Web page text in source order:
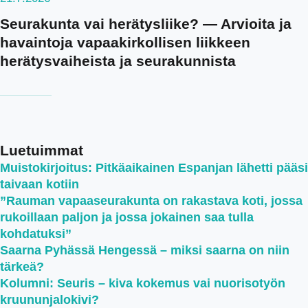
Seurakunta vai herätysliike? — Arvioita ja
havaintoja vapaakirkollisen liikkeen
herätysvaiheista ja seurakunnista
Luetuimmat
Muistokirjoitus: Pitkäaikainen Espanjan lähetti pääsi
taivaan kotiin
”Rauman vapaaseurakunta on rakastava koti, jossa
rukoillaan paljon ja jossa jokainen saa tulla
kohdatuksi”
Saarna Pyhässä Hengessä – miksi saarna on niin
tärkeä?
Kolumni: Seuris – kiva kokemus vai nuorisotyön
kruununjalokivi?